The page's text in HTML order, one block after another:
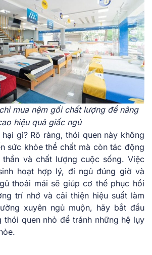
mua nệm gối chất lượng để nâng
hiệu quả giấc ngủ
gì? Rõ ràng, thói quen này không
sức khỏe thể chất mà còn tác động
và chất lượng cuộc sống. Việc
hoạt hợp lý, đi ngủ đúng giờ và
thoải mái sẽ giúp cơ thể phục hồi
trí nhớ và cải thiện hiệu suất làm
xuyên ngủ muộn, hãy bắt đầu
thói quen nhỏ để tránh những hệ lụy